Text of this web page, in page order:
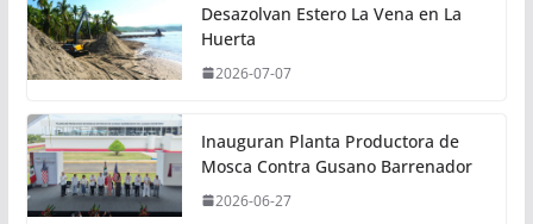
Desazolvan Estero La Vena en La
Huerta
2026-07-07
Inauguran Planta Productora de
Mosca Contra Gusano Barrenador
2026-06-27